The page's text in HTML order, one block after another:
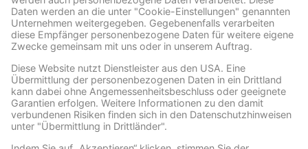
Facebook
Wir benötigen Ihre Zustimmung, um den Facebook
Social Plugins-Service zu laden!